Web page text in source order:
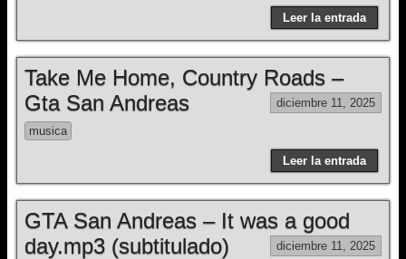
Leer la entrada
Take Me Home, Country Roads –
Gta San Andreas
diciembre 11, 2025
musica
Leer la entrada
GTA San Andreas – It was a good
day.mp3 (subtitulado)
diciembre 11, 2025